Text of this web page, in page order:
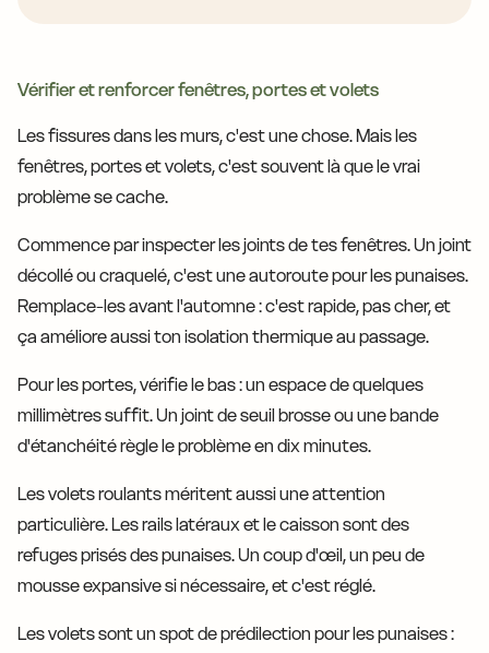
Vérifier et renforcer fenêtres, portes et volets
Les fissures dans les murs, c'est une chose. Mais les
fenêtres, portes et volets, c'est souvent là que le vrai
problème se cache.
Commence par inspecter les joints de tes fenêtres. Un joint
décollé ou craquelé, c'est une autoroute pour les punaises.
Remplace-les avant l'automne : c'est rapide, pas cher, et
ça améliore aussi ton isolation thermique au passage.
Pour les portes, vérifie le bas : un espace de quelques
millimètres suffit. Un joint de seuil brosse ou une bande
d'étanchéité règle le problème en dix minutes.
Les volets roulants méritent aussi une attention
particulière. Les rails latéraux et le caisson sont des
refuges prisés des punaises. Un coup d'œil, un peu de
mousse expansive si nécessaire, et c'est réglé.
Les volets sont un spot de prédilection pour les punaises :